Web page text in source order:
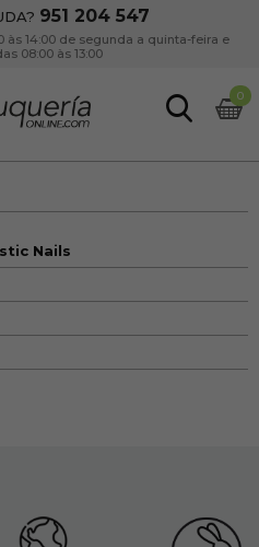
951 204 547
14:00 de segunda a quinta-feira e
08:00 às 13:00
0
Nails